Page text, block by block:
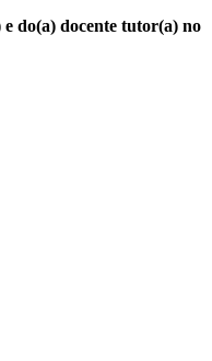
do(a) docente tutor(a) no